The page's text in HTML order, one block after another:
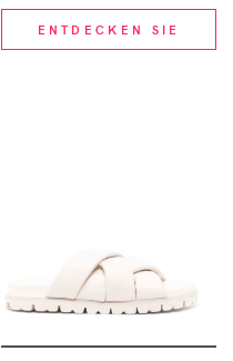
ENTDECKEN SIE